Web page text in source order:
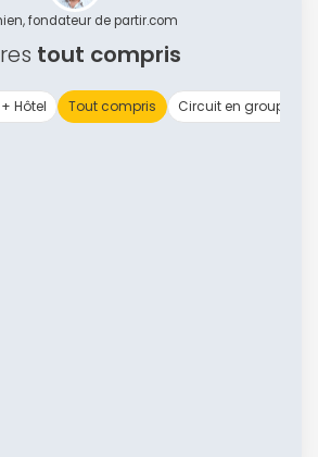
fondateur de partir.com
tout compris
Hôtel Tout compris Circuit en groupe